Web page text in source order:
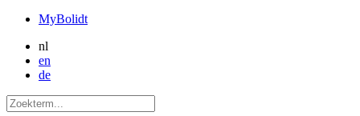
MyBolidt
nl
en
de